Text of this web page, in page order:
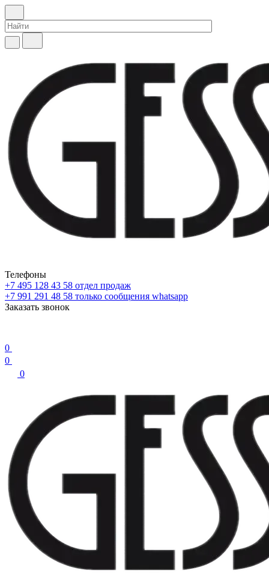
Телефоны
+7 495 128 43 58 отдел продаж
+7 991 291 48 58 только сообщения whatsapp
Заказать звонок
0
0
0